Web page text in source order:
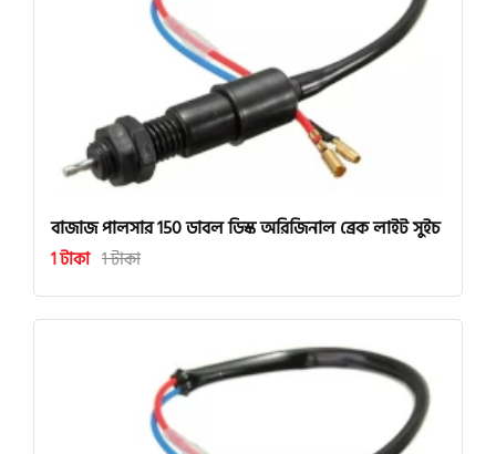
বাজাজ পালসার 150 ডাবল ডিস্ক অরিজিনাল ব্রেক লাইট সুইচ
1 টাকা 1 টাকা